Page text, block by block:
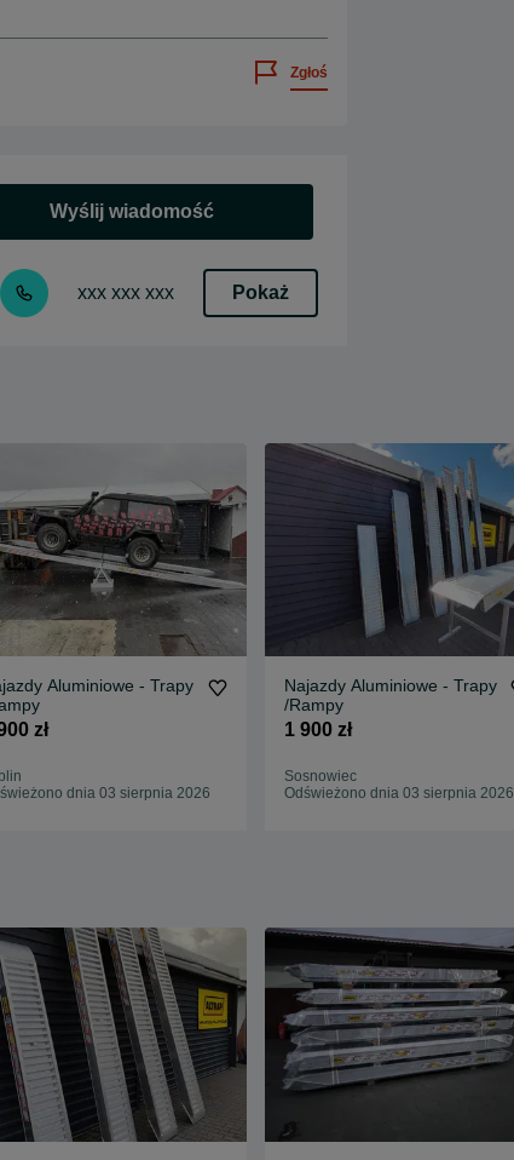
Zgłoś
Wyślij wiadomość
xxx xxx xxx Pokaż
Aluminiowe - Trapy
zł
dnia 03 sierpnia 2026
Najazdy Aluminiowe - Trapy
/Rampy
1 900 zł
Sosnowiec
Odświeżono dnia 03 sierpnia 2026